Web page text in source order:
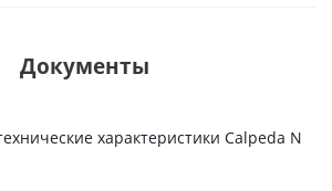
Документы
характеристики Calpeda N